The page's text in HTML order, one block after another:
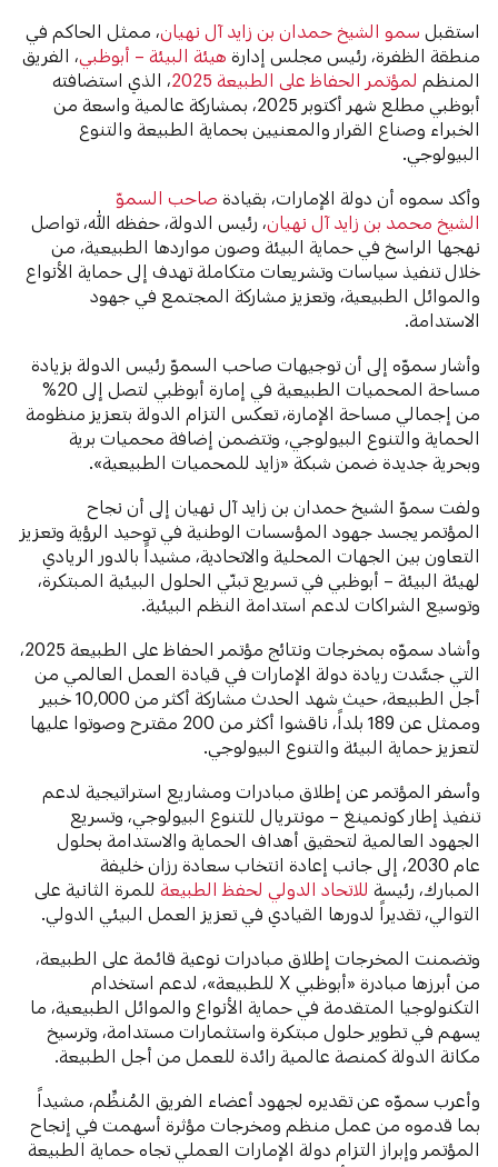
استقبل سمو الشيخ حمدان بن زايد آل نهيان، ممثل الحاكم في
منطقة الظفرة، رئيس مجلس إدارة هيئة البيئة – أبوظبي، الفريق
المنظم لمؤتمر الحفاظ على الطبيعة 2025
، الذي استضافته
أبوظبي مطلع شهر أكتوبر 2025، بمشاركة عالمية واسعة من
الخبراء وصناع القرار والمعنيين بحماية الطبيعة والتنوع
البيولوجي.
وأكد سموه أن دولة الإمارات، بقيادة صاحب السموّ
الشيخ محمد بن زايد آل نهيان، رئيس الدولة، حفظه الله، تواصل
نهجها الراسخ في حماية البيئة وصون مواردها الطبيعية، من
خلال تنفيذ سياسات وتشريعات متكاملة تهدف إلى حماية الأنواع
والموائل الطبيعية، وتعزيز مشاركة المجتمع في جهود
الاستدامة.
وأشار سموّه إلى أن توجيهات صاحب السموّ رئيس الدولة بزيادة
مساحة المحميات الطبيعية في إمارة أبوظبي لتصل إلى 20%
من إجمالي مساحة الإمارة، تعكس التزام الدولة بتعزيز منظومة
الحماية والتنوع البيولوجي، وتتضمن إضافة محميات برية
وبحرية جديدة ضمن شبكة «زايد للمحميات الطبيعية».
ولفت سموّ الشيخ حمدان بن زايد آل نهيان إلى أن نجاح
المؤتمر يجسد جهود المؤسسات الوطنية في توحيد الرؤية وتعزيز
التعاون بين الجهات المحلية والاتحادية، مشيداً بالدور الريادي
لهيئة البيئة – أبوظبي في تسريع تبنّي الحلول البيئية المبتكرة،
وتوسيع الشراكات لدعم استدامة النظم البيئية.
وأشاد سموّه بمخرجات ونتائج مؤتمر الحفاظ على الطبيعة 2025،
التي جسَّدت ريادة دولة الإمارات في قيادة العمل العالمي من
أجل الطبيعة، حيث شهد الحدث مشاركة أكثر من 10,000 خبير
وممثل عن 189 بلداً، ناقشوا أكثر من 200 مقترح وصوتوا عليها
لتعزيز حماية البيئة والتنوع البيولوجي.
وأسفر المؤتمر عن إطلاق مبادرات ومشاريع استراتيجية لدعم
تنفيذ إطار كونمينغ – مونتريال للتنوع البيولوجي، وتسريع
الجهود العالمية لتحقيق أهداف الحماية والاستدامة بحلول
عام 2030، إلى جانب إعادة انتخاب سعادة رزان خليفة
المبارك، رئيسة للاتحاد الدولي لحفظ الطبيعة للمرة الثانية على
التوالي، تقديراً لدورها القيادي في تعزيز العمل البيئي الدولي.
وتضمنت المخرجات إطلاق مبادرات نوعية قائمة على الطبيعة،
من أبرزها مبادرة «أبوظبي X للطبيعة»، لدعم استخدام
التكنولوجيا المتقدمة في حماية الأنواع والموائل الطبيعية، ما
يسهم في تطوير حلول مبتكرة واستثمارات مستدامة، وترسيخ
مكانة الدولة كمنصة عالمية رائدة للعمل من أجل الطبيعة.
وأعرب سموّه عن تقديره لجهود أعضاء الفريق المُنظِّم، مشيداً
بما قدموه من عمل منظم ومخرجات مؤثرة أسهمت في إنجاح
المؤتمر وإبراز التزام دولة الإمارات العملي تجاه حماية الطبيعة